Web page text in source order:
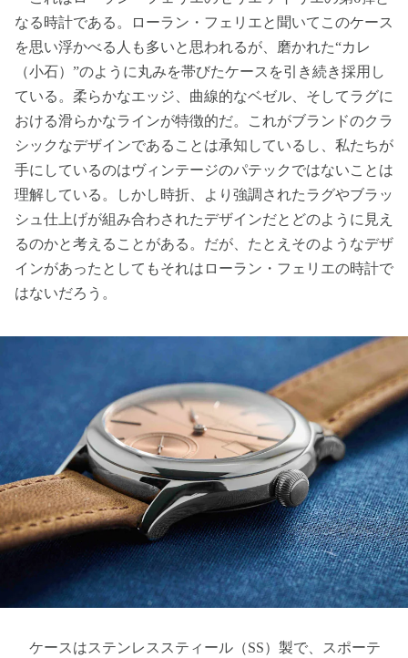
なる時計である。ローラン・フェリエと聞いてこのケース
を思い浮かべる人も多いと思われるが、磨かれた“カレ
（小石）”のように丸みを帯びたケースを引き続き採用し
ている。柔らかなエッジ、曲線的なベゼル、そしてラグに
おける滑らかなラインが特徴的だ。これがブランドのクラ
シックなデザインであることは承知しているし、私たちが
手にしているのはヴィンテージのパテックではないことは
理解している。しかし時折、より強調されたラグやブラッ
シュ仕上げが組み合わされたデザインだとどのように見え
るのかと考えることがある。だが、たとえそのようなデザ
インがあったとしてもそれはローラン・フェリエの時計で
はないだろう。
ケースはステンレススティール（SS）製で、スポーテ